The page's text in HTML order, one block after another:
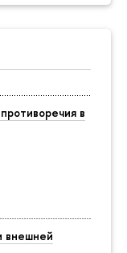
в
внешней